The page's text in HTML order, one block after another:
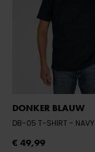
DONKER BLAUW
DB-05 T-SHIRT - NAVY
€ 49,99